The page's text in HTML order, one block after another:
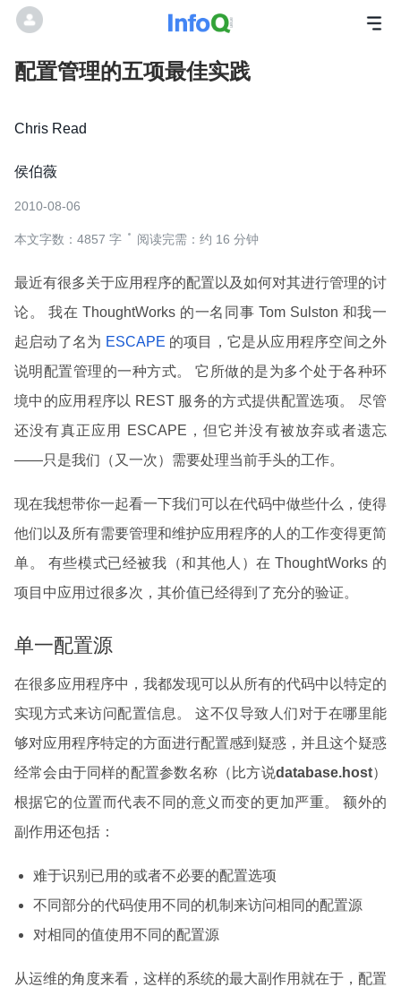
配置管理的五项最佳实践
Chris Read
侯伯薇
2010-08-06
本文字数：4857 字 阅读完需：约 16 分钟
最近有很多关于应用程序的配置以及如何对其进行管理的讨
论。 我在 ThoughtWorks 的一名同事 Tom Sulston 和我一
起启动了名为 ESCAPE 的项目，它是从应用程序空间之外
说明配置管理的一种方式。 它所做的是为多个处于各种环
境中的应用程序以 REST 服务的方式提供配置选项。 尽管
还没有真正应用 ESCAPE，但它并没有被放弃或者遗忘
——只是我们（又一次）需要处理当前手头的工作。
现在我想带你一起看一下我们可以在代码中做些什么，使得
他们以及所有需要管理和维护应用程序的人的工作变得更简
单。 有些模式已经被我（和其他人）在 ThoughtWorks 的
项目中应用过很多次，其价值已经得到了充分的验证。
单一配置源
在很多应用程序中，我都发现可以从所有的代码中以特定的
实现方式来访问配置信息。 这不仅导致人们对于在哪里能
够对应用程序特定的方面进行配置感到疑惑，并且这个疑惑
经常会由于同样的配置参数名称（比方说database.host）
根据它的位置而代表不同的意义而变的更加严重。 额外的
副作用还包括：
难于识别已用的或者不必要的配置选项
不同部分的代码使用不同的机制来访问相同的配置源
对相同的值使用不同的配置源
从运维的角度来看，这样的系统的最大副作用就在于，配置